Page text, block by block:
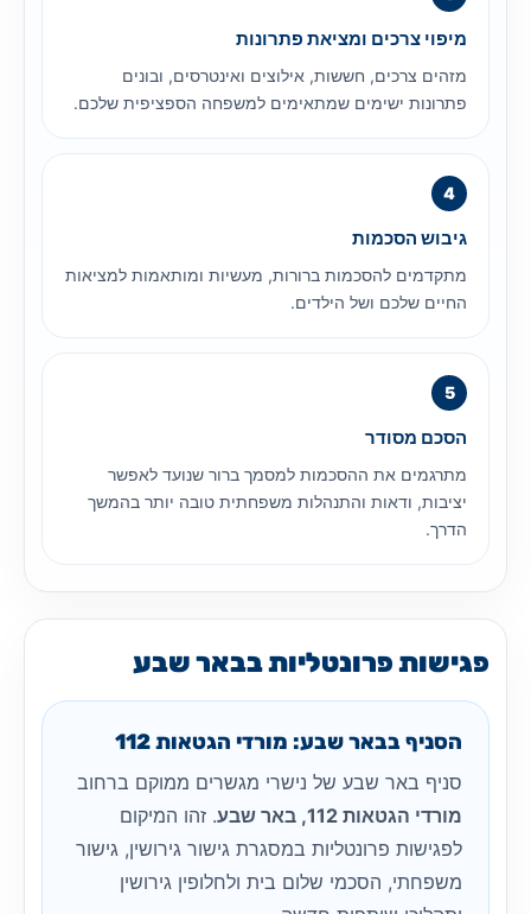
מיפוי צרכים ומציאת פתרונות
מזהים צרכים, חששות, אילוצים ואינטרסים, ובונים
פתרונות ישימים שמתאימים למשפחה הספציפית שלכם.
גיבוש הסכמות
מתקדמים להסכמות ברורות, מעשיות ומותאמות למציאות
החיים שלכם ושל הילדים.
הסכם מסודר
מתרגמים את ההסכמות למסמך ברור שנועד לאפשר
יציבות, ודאות והתנהלות משפחתית טובה יותר בהמשך
הדרך.
פגישות פרונטליות בבאר שבע
הסניף בבאר שבע: מורדי הגטאות 112
סניף באר שבע של נישרי מגשרים ממוקם ברחוב
מורדי הגטאות 112, באר שבע
. זהו המיקום
לפגישות פרונטליות במסגרת גישור גירושין, גישור
משפחתי, הסכמי שלום בית ולחלופין גירושין